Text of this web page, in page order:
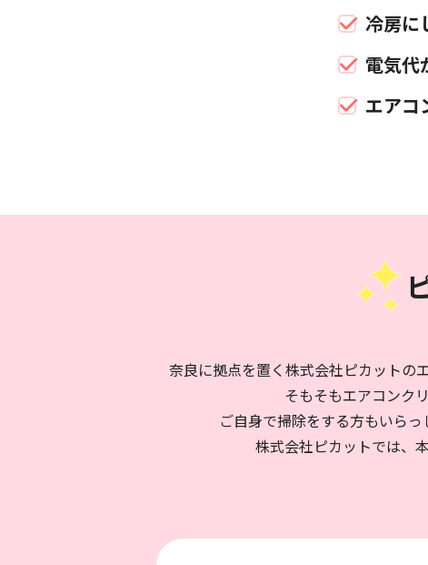
冷房に
電気代
エアコ
奈良に拠点を置く株式会社ピカットの
そもそもエアコンク
ご自身で掃除をする方もいら
株式会社ピカットでは、